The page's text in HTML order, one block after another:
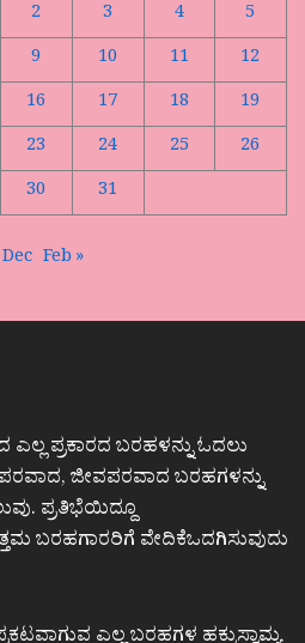
2 3 4
5
9 10 11
12
16 17 18
19
23 24 25
26
30 31
Feb »
ಪ್ರಕಾರದ ಬರಹಳನ್ನು ಓದಲು
ಜೀವಪರವಾದ ಬರಹಗಳನ್ನು
ಪ್ರತಿಭೆಯಿದ್ದೂ
ಬರಹಗಾರರಿಗೆ ವೇದಿಕೆಒದಗಿಸುವುದು